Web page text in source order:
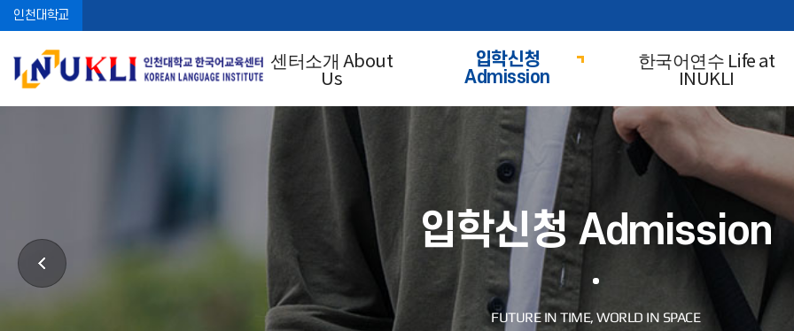
인천대학교
센터소개 About
Us
입학신청
Admission
한국어연수 Life at
INUKLI
입학신청 Admission